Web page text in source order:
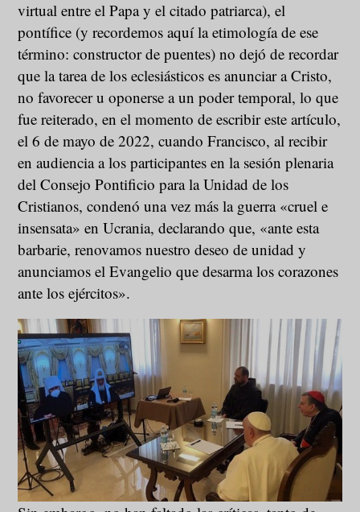
virtual entre el Papa y el citado patriarca), el
pontífice (y recordemos aquí la etimología de ese
término: constructor de puentes) no dejó de recordar
que la tarea de los eclesiásticos es anunciar a Cristo,
no favorecer u oponerse a un poder temporal, lo que
fue reiterado, en el momento de escribir este artículo,
el 6 de mayo de 2022, cuando Francisco, al recibir
en audiencia a los participantes en la sesión plenaria
del Consejo Pontificio para la Unidad de los
Cristianos, condenó una vez más la guerra «cruel e
insensata» en Ucrania, declarando que, «ante esta
barbarie, renovamos nuestro deseo de unidad y
anunciamos el Evangelio que desarma los corazones
ante los ejércitos».